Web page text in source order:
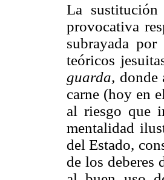
La
provocativa
subrayada
teóricos
guarda, donde
carne (hoy en
al riesgo que
mentalidad
del Estado,
de los deberes